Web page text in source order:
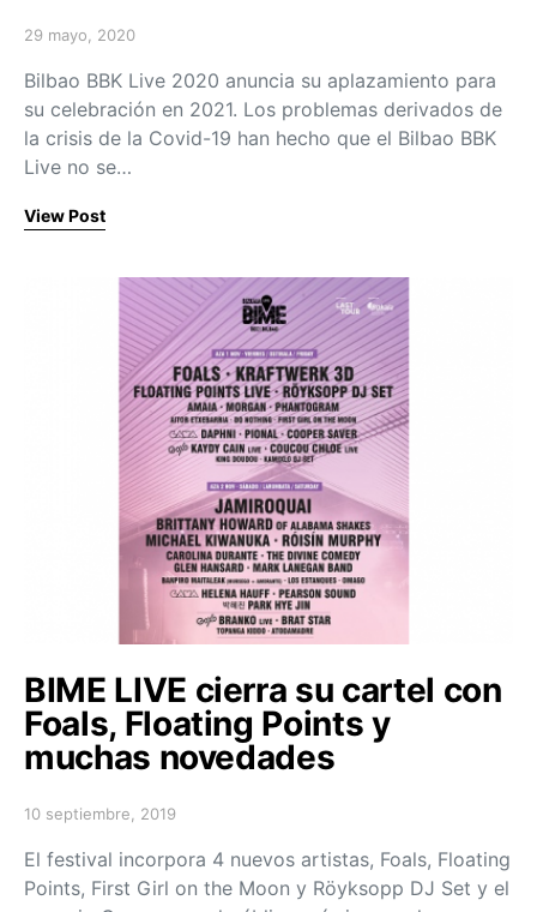
Posted on
29 mayo, 2020
Bilbao BBK Live 2020 anuncia su aplazamiento para
su celebración en 2021. Los problemas derivados de
la crisis de la Covid-19 han hecho que el Bilbao BBK
Live no se…
View Post
BIME LIVE cierra su cartel con
Foals, Floating Points y
muchas novedades
Posted on
10 septiembre, 2019
El festival incorpora 4 nuevos artistas, Foals, Floating
Points, First Girl on the Moon y Röyksopp DJ Set y el